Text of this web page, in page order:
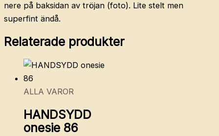
nere på baksidan av tröjan (foto). Lite stelt men
superfint ändå.
Relaterade produkter
ALLA VAROR
HANDSYDD
onesie 86